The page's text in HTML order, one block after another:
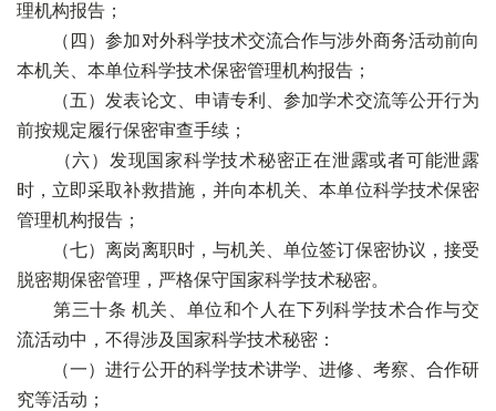
理机构报告；
（四）参加对外科学技术交流合作与涉外商务活动前向
本机关、本单位科学技术保密管理机构报告；
（五）发表论文、申请专利、参加学术交流等公开行为
前按规定履行保密审查手续；
（六）发现国家科学技术秘密正在泄露或者可能泄露
时，立即采取补救措施，并向本机关、本单位科学技术保密
管理机构报告；
（七）离岗离职时，与机关、单位签订保密协议，接受
脱密期保密管理，严格保守国家科学技术秘密。
第三十条 机关、单位和个人在下列科学技术合作与交
流活动中，不得涉及国家科学技术秘密：
（一）进行公开的科学技术讲学、进修、考察、合作研
究等活动；